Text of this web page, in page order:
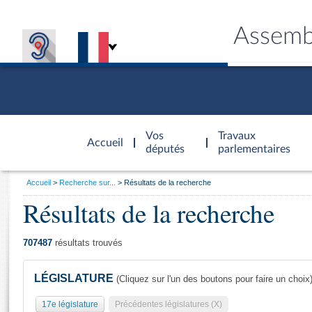
Accueil
d'accueil
Vos
députés
Travaux
parlementaires
Général
Vous
Accueil Recherche sur... Résultats de la recherche
Résultats de la recherche
707487 résultats trouvés
LÉGISLATURE (Cliquez sur l'un des boutons pour faire un choix)
17e législature Précédentes législatures (X)